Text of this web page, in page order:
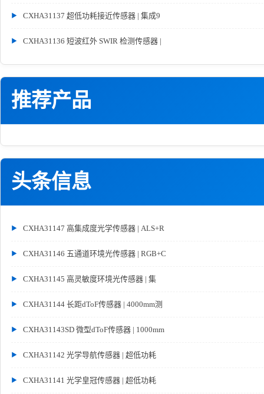
CXHA31137 超低功耗接近传感器 | 集成9
CXHA31136 短波红外 SWIR 检测传感器 |
推荐产品
头条信息
CXHA31147 高集成度光学传感器 | ALS+R
CXHA31146 五通道环境光传感器 | RGB+C
CXHA31145 高灵敏度环境光传感器 | 集
CXHA31144 长距dToF传感器 | 4000mm测
CXHA31143SD 微型dToF传感器 | 1000mm
CXHA31142 光学导航传感器 | 超低功耗
CXHA31141 光学皇冠传感器 | 超低功耗